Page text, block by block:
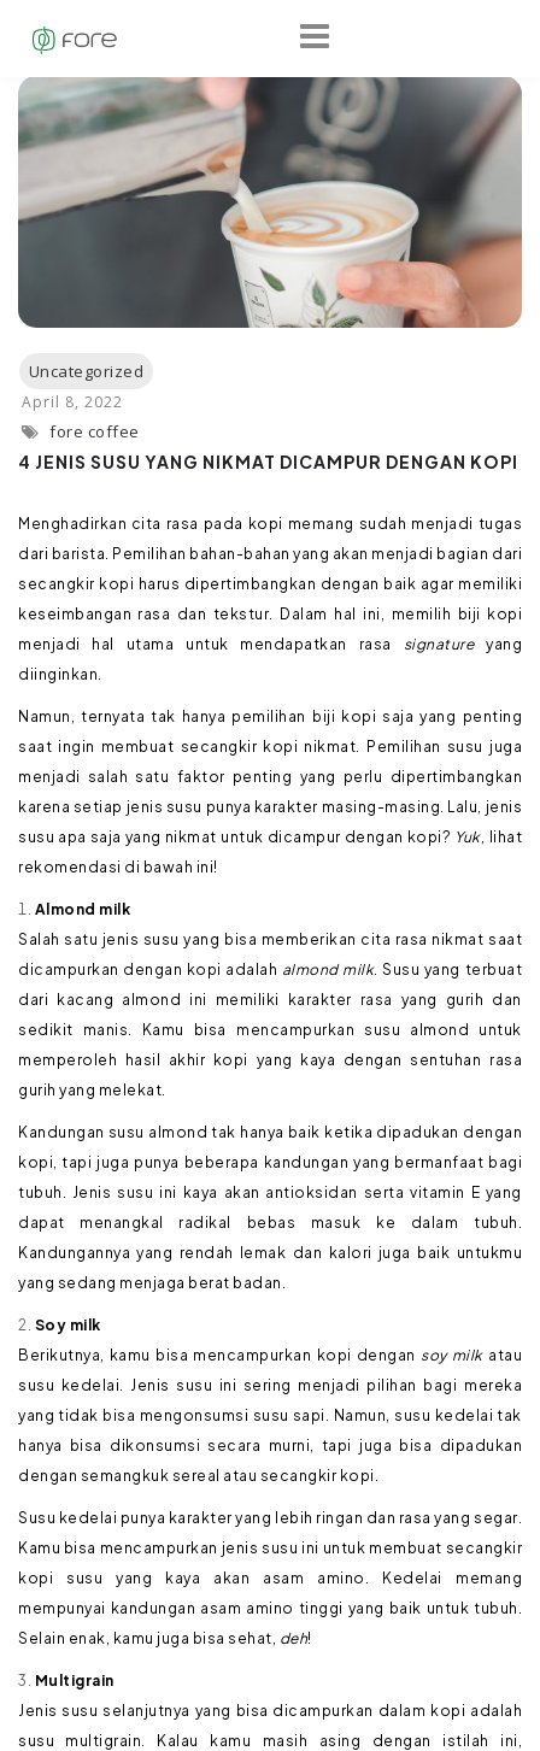
4 JENIS SUSU YANG NIKMAT DICAMPUR DENGAN KOPI
fore coffee
Menghadirkan cita rasa pada kopi memang sudah menjadi tugas
dari barista. Pemilihan bahan-bahan yang akan menjadi bagian dari
secangkir kopi harus dipertimbangkan dengan baik agar memiliki
keseimbangan rasa dan tekstur. Dalam hal ini, memilih biji kopi
menjadi hal utama untuk mendapatkan rasa signatureyang
diinginkan.
Namun, ternyata tak hanya pemilihan biji kopi saja yang penting
saat ingin membuat secangkir kopi nikmat. Pemilihan susu juga
menjadi salah satu faktor penting yang perlu dipertimbangkan
karena setiap jenis susu punya karakter masing-masing. Lalu, jenis
susu apa saja yang nikmat untuk dicampur dengan kopi? Yuk, lihat
rekomendasi di bawah ini!
Almond milk
Salah satu jenis susu yang bisa memberikan cita rasa nikmat saat
dicampurkan dengan kopi adalah almond milk. Susu yang terbuat
dari kacang almond ini memiliki karakter rasa yang gurih dan
sedikit manis. Kamu bisa mencampurkan susu almond untuk
memperoleh hasil akhir kopi yang kaya dengan sentuhan rasa
gurih yang melekat.
Kandungan susu almond tak hanya baik ketika dipadukan dengan
kopi, tapi juga punya beberapa kandungan yang bermanfaat bagi
tubuh. Jenis susu ini kaya akan antioksidan serta vitamin E yang
dapat menangkal radikal bebas masuk ke dalam tubuh.
Kandungannya yang rendah lemak dan kalori juga baik untukmu
yang sedang menjaga berat badan.
Soy milk
Berikutnya, kamu bisa mencampurkan kopi dengan soy milk atau
susu kedelai. Jenis susu ini sering menjadi pilihan bagi mereka
yang tidak bisa mengonsumsi susu sapi. Namun, susu kedelai tak
hanya bisa dikonsumsi secara murni, tapi juga bisa dipadukan
dengan semangkuk sereal atau secangkir kopi.
Susu kedelai punya karakter yang lebih ringan dan rasa yang segar.
Kamu bisa mencampurkan jenis susu ini untuk membuat secangkir
kopi susu yang kaya akan asam amino. Kedelai memang
mempunyai kandungan asam amino tinggi yang baik untuk tubuh.
Selain enak, kamu juga bisa sehat, deh!
Multigrain
Jenis susu selanjutnya yang bisa dicampurkan dalam kopi adalah
susu multigrain. Kalau kamu masih asing dengan istilah ini,